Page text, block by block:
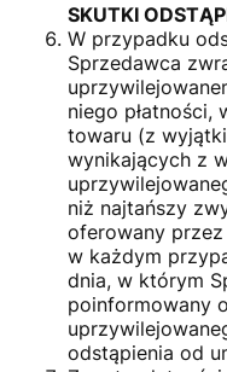
SKUTKI
W przypadku
Sprzedawca
niego płatności,
towaru (z
wynikających z
niż najtańszy
oferowany przez
w każdym
dnia, w którym
poinformowany
odstąpienia od